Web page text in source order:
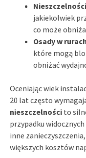
Nieszczelności
jakiekolwiek
co może
Osady w rurach
które mogą
obniżać
Oceniając wiek
20 lat często
nieszczelności to
przypadku
inne
większych kosztów